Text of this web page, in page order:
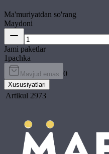
Ma'muriyatdan so'rang
Maydoni
Jami paketlar
1pachka
Mavjud emas 0
Xususiyatlari
Artikul 2973